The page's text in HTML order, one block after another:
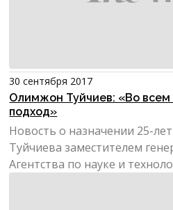
30 сентября 2017
Олимжон Туйчиев: «Во
подход»
Новость о назначении 25-
Туйчиева заместителем
Агентства по науке и